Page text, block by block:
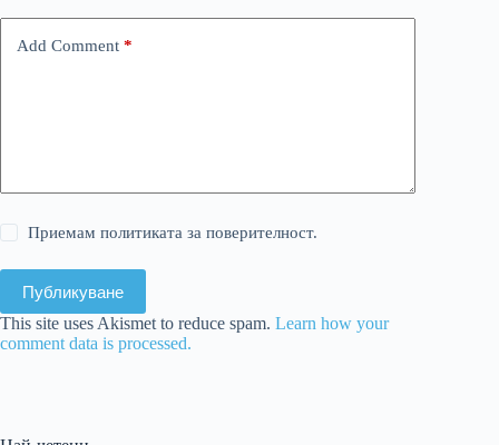
Add Comment *
Приемам политиката за поверителност.
Публикуване
This site uses Akismet to reduce spam. Learn how your
comment data is processed.